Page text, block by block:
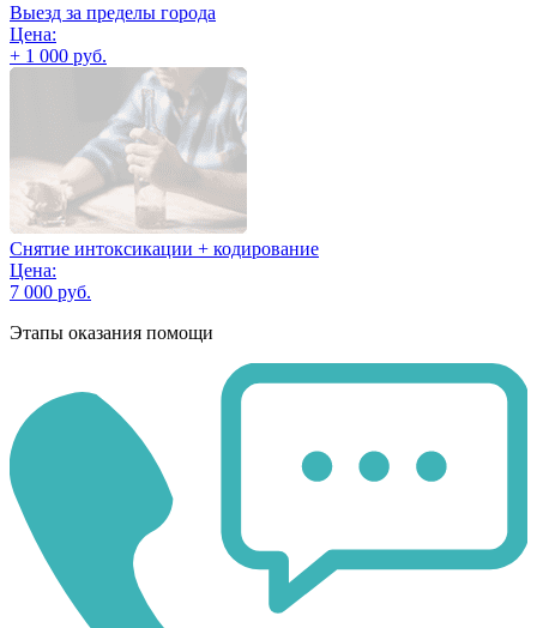
Выезд за пределы города
Цена:
+ 1 000 руб.
Снятие интоксикации + кодирование
Цена:
7 000 руб.
Этапы оказания помощи